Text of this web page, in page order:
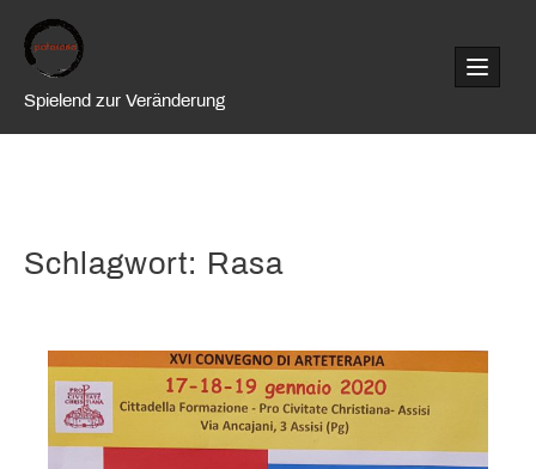
content
Spielend zur Veränderung
Schlagwort: Rasa